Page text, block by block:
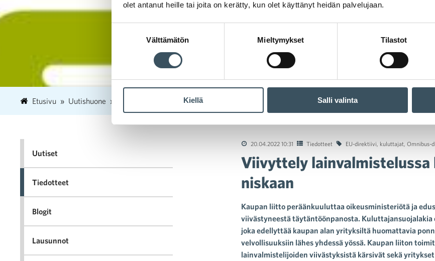
olet antanut heille tai joita on kerätty, kun olet käyttänyt heidän palvelujaan.
Välttämätön Mieltymykset Tilastot
Kiellä Salli valinta
Etusivu Uutishuone 20 Viivyttely lainvalmistelussa kaatuu yritysten ja kuluttajien niskaan
20.04.2022 10:31 Tiedotteet EU-direktiivi kuluttajat Omnibus-
Viivyttely
niskaan
Kaupan liitto peräänkuuluttaa oikeusministeriötä ja
viivästyneestä täytäntöönpanosta.
joka edellyttää kaupan alan yrityksiltä huomattavia
velvollisuuksiin lähes yhdessä yössä. Kaupan liiton
lainvalmistelijoiden viivästyksistä kärsivät sekä
Uutiset
Tiedotteet
Blogit
Lausunnot